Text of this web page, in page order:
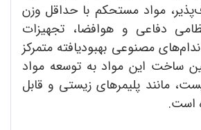
مواد مستحکم با حداقل وزن
دفاعی و هوافضا، تجهیزات
مصنوعی بهبود‌یافته متمرکز
ساخت این مواد به توسعه مواد
مانند پلیمرهای زیستی و قابل
است.